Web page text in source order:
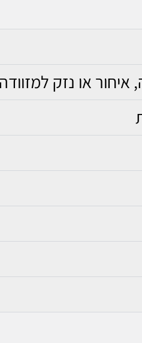
או נזק למזוודה